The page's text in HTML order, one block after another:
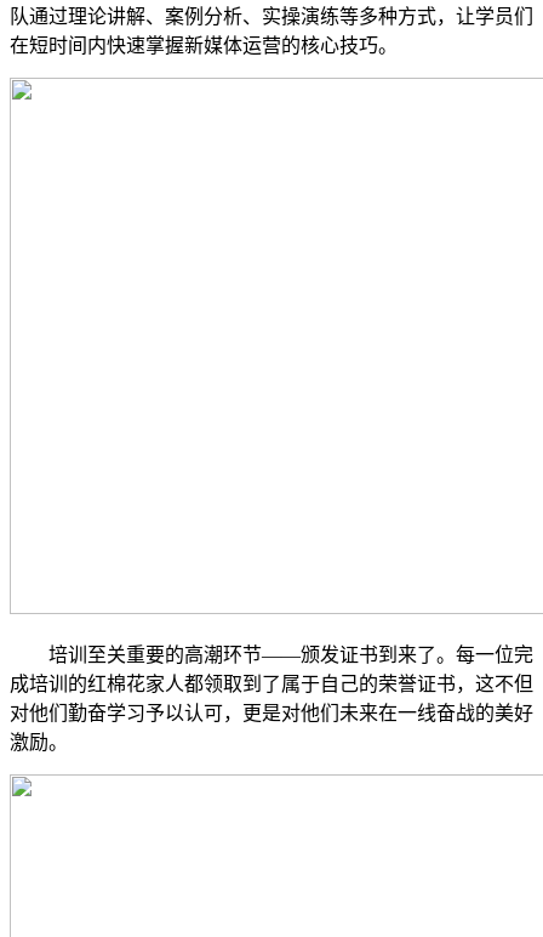
队通过理论讲解、案例分析、实操演练等多种方式，让学员们
在短时间内快速掌握新媒体运营的核心技巧。
培训至关重要的高潮环节——颁发证书到来了。每一位完
成培训的红棉花家人都领取到了属于自己的荣誉证书，这不但
对他们勤奋学习予以认可，更是对他们未来在一线奋战的美好
激励。